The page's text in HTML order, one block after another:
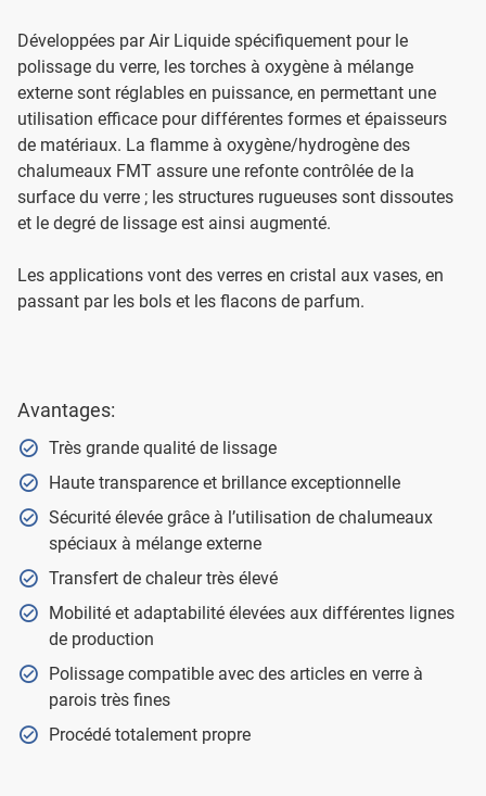
Développées par Air Liquide spécifiquement pour le
polissage du verre, les torches à oxygène à mélange
externe sont réglables en puissance, en permettant une
utilisation efficace pour différentes formes et épaisseurs
de matériaux. La flamme à oxygène/hydrogène des
chalumeaux FMT assure une refonte contrôlée de la
surface du verre ; les structures rugueuses sont dissoutes
et le degré de lissage est ainsi augmenté.
Les applications vont des verres en cristal aux vases, en
passant par les bols et les flacons de parfum.
Avantages:
Très grande qualité de lissage
Haute transparence et brillance exceptionnelle
Sécurité élevée grâce à l’utilisation de chalumeaux
spéciaux à mélange externe
Transfert de chaleur très élevé
Mobilité et adaptabilité élevées aux différentes lignes
de production
Polissage compatible avec des articles en verre à
parois très fines
Procédé totalement propre